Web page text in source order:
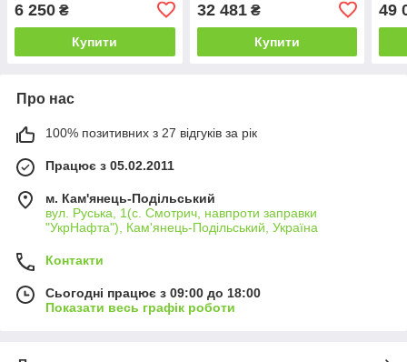
6 250 ₴
Купити
32 481₴
Купити
49
Про нас
100% позитивних з 27 відгуків за рік
Працює з 05.02.2011
м. Кам'янець-Подільський
вул. Руська, 1(с. Смотрич, навпроти заправки
"УкрНафта"), Кам'янець-Подільський, Україна
Контакти
Сьогодні працює з 09:00 до 18:00
Показати весь графік роботи